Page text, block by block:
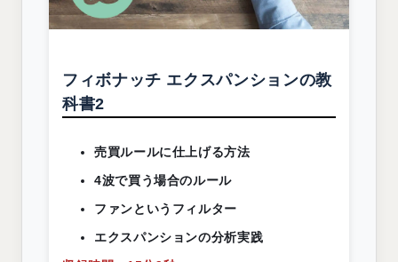
フィボナッチ エクスパンションの教
科書2
売買ルールに仕上げる方法
4波で買う場合のルール
ファンというフィルター
エクスパンションの分析実践